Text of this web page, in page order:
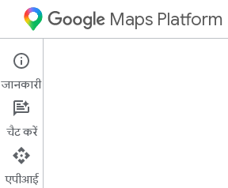
Maps Platform
Mobility Services
खास जानकारी
जानकारी
चैट करें
एपीआई